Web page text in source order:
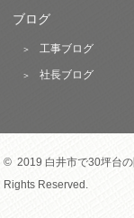
ブログ
工事ブログ
社長ブログ
© 2019 白井市で30坪台の
Rights Reserved.